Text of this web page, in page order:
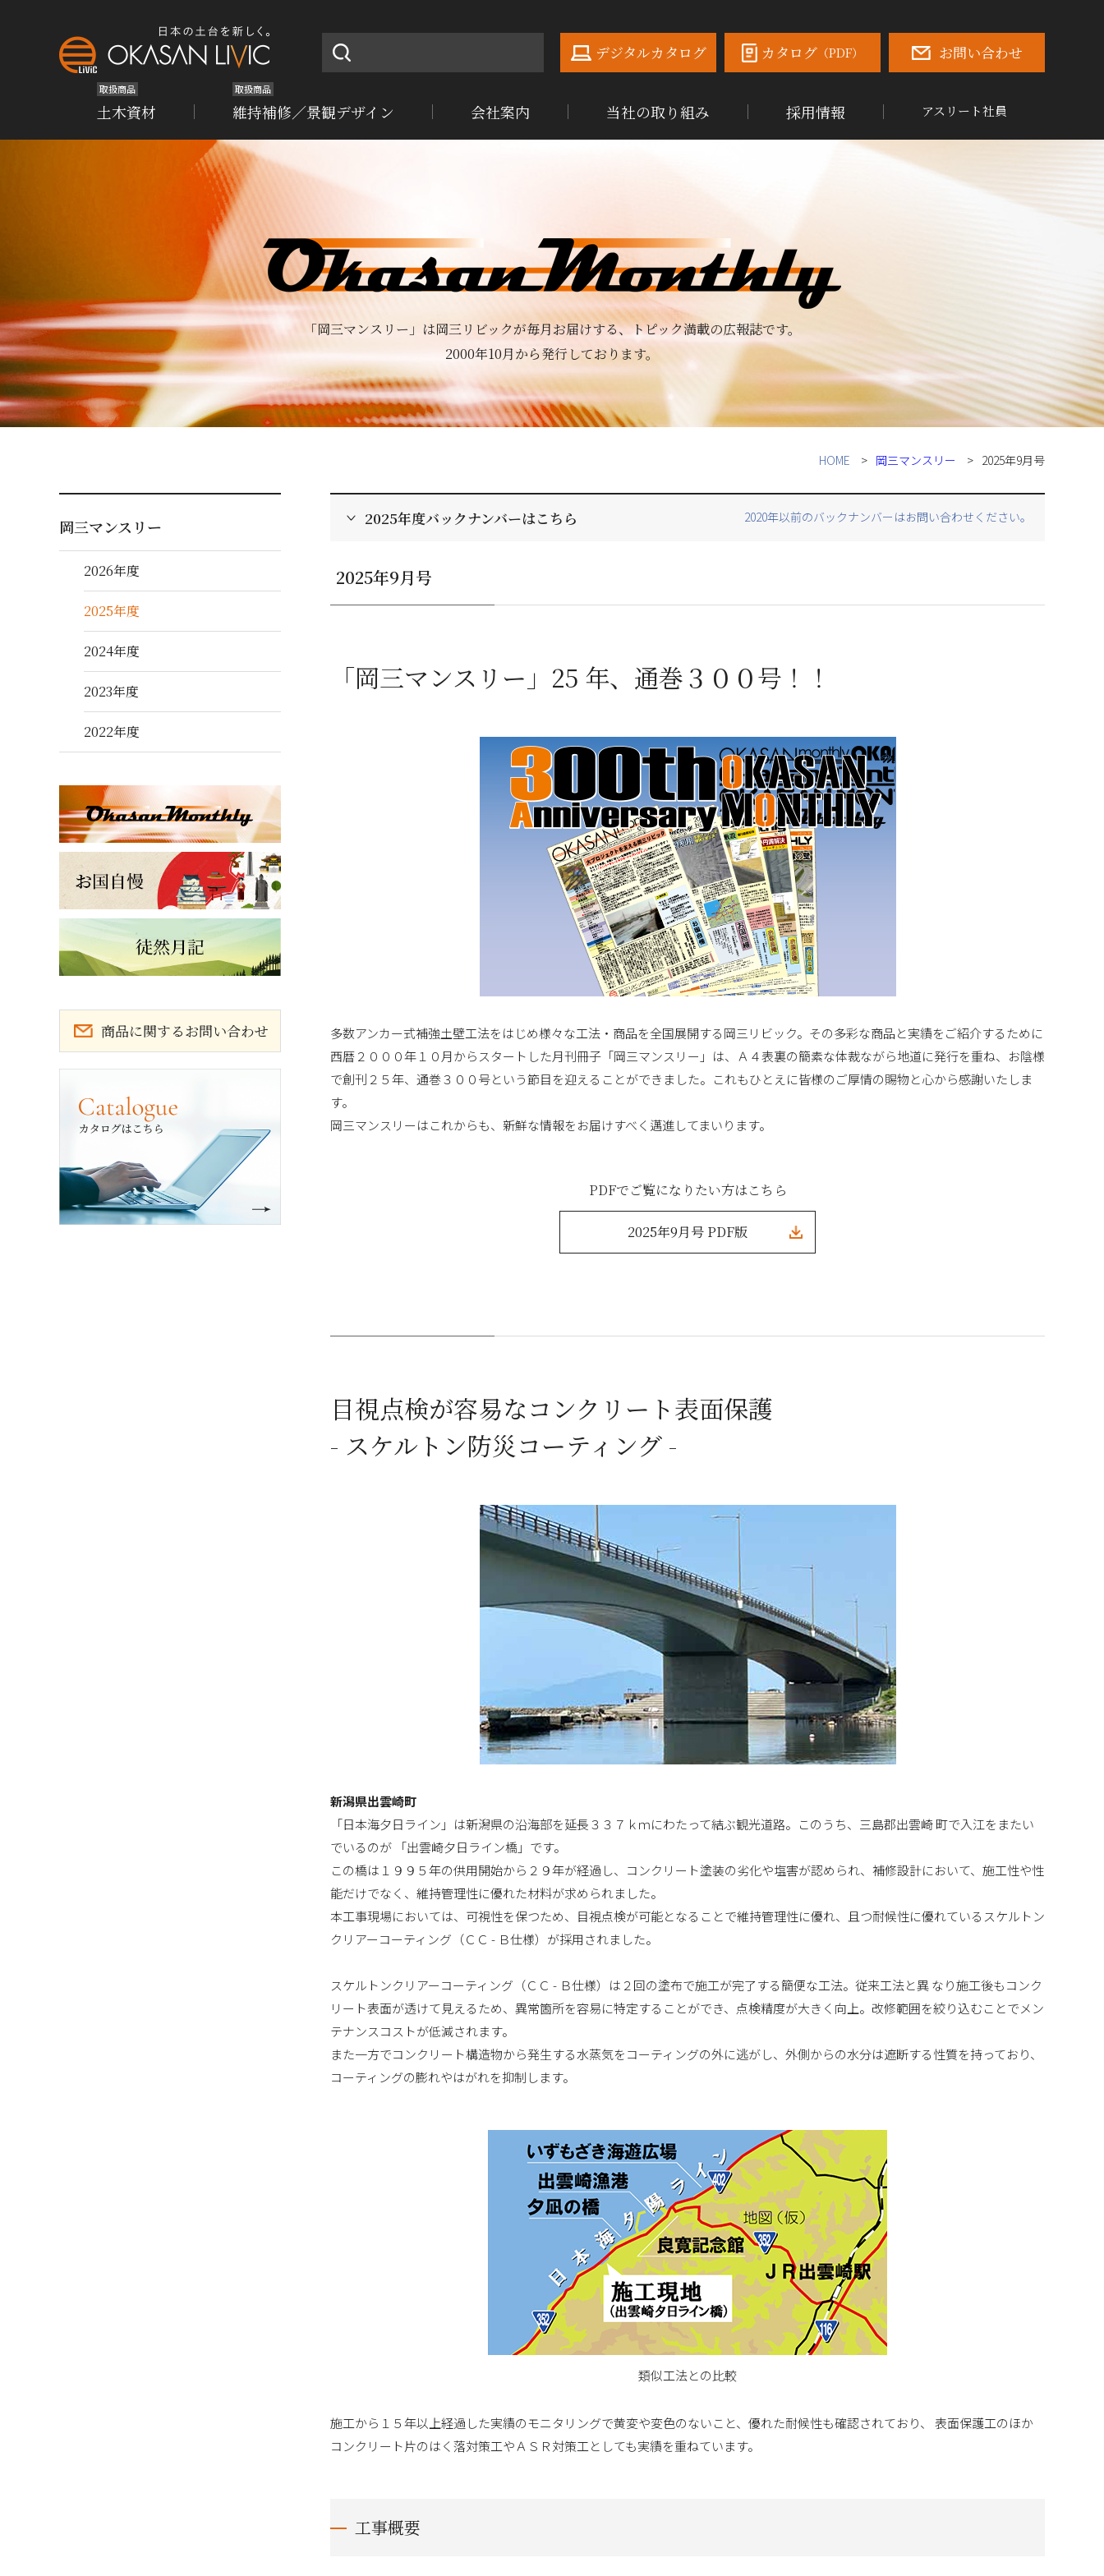
デジタルカタログ カタログ （PDF） お問い合わせ
取扱商品
土木資材
取扱商品
維持補修／景観デザイン 会社案内 当社の取り組み 採用情報 アスリート社員
「岡三マンスリー」は岡三リビックが毎月お届けする、トピック満載の広報誌です。
2000年10月から発行しております。
HOME 岡三マンスリー 2025年9月号
岡三マンスリー
2026年度
2025年度
2024年度
2023年度
2022年度
商品に関するお問い合わせ
カタログ請求
2025年度バックナンバーはこちら 2020年以前のバックナンバーはお問い合わせください。
2025年9月号
「岡三マンスリー」25 年、通巻３００号！！
多数アンカー式補強土壁工法をはじめ様々な工法・商品を全国展開する岡三リビック。その多彩な商品と実績をご紹介するために
西暦２０００年１０月からスタートした月刊冊子「岡三マンスリー」は、Ａ４表裏の簡素な体裁ながら地道に発行を重ね、お陰様
で創刊２５年、通巻３００号という節目を迎えることができました。これもひとえに皆様のご厚情の賜物と心から感謝いたしま
す。
岡三マンスリーはこれからも、新鮮な情報をお届けすべく邁進してまいります。
PDFでご覧になりたい方はこちら
2025年9月号 PDF版
目視点検が容易なコンクリート表面保護
- スケルトン防災コーティング -
新潟県出雲崎町
「日本海夕日ライン」は新潟県の沿海部を延長３３７ｋｍにわたって結ぶ観光道路。このうち、三島郡出雲崎 町で入江をまたい
でいるのが 「出雲崎夕日ライン橋」です。
この橋は１９９５年の供用開始から２９年が経過し、コンクリート塗装の劣化や塩害が認められ、補修設計において、施工性や性
能だけでなく、維持管理性に優れた材料が求められました。
本工事現場においては、可視性を保つため、目視点検が可能となることで維持管理性に優れ、且つ耐候性に優れているスケルトン
クリアーコーティング（ＣＣ - Ｂ仕様）が採用されました。
スケルトンクリアーコーティング（ＣＣ - Ｂ仕様）は２回の塗布で施工が完了する簡便な工法。従来工法と異 なり施工後もコンク
リート表面が透けて見えるため、異常箇所を容易に特定することができ、点検精度が大きく向上。改修範囲を絞り込むことでメン
テナンスコストが低減されます。
また一方でコンクリート構造物から発生する水蒸気をコーティングの外に逃がし、外側からの水分は遮断する性質を持っており、
コーティングの膨れやはがれを抑制します。
類似工法との比較
施工から１５年以上経過した実績のモニタリングで黄変や変色のないこと、優れた耐候性も確認されており、 表面保護工のほか
コンクリート片のはく落対策工やＡＳＲ対策工としても実績を重ねています。
工事概要